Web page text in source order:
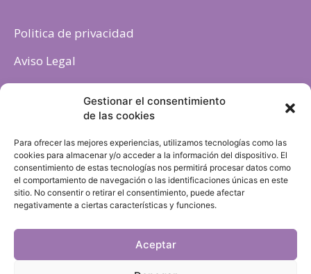
Gestionar el consentimiento
de las cookies
Para ofrecer las mejores experiencias, utilizamos tecnologías como las
cookies para almacenar y/o acceder a la información del dispositivo. El
consentimiento de estas tecnologías nos permitirá procesar datos como
el comportamiento de navegación o las identificaciones únicas en este
sitio. No consentir o retirar el consentimiento, puede afectar
negativamente a ciertas características y funciones.
Aceptar
Politica de privacidad
Aviso Legal
Política de cookies